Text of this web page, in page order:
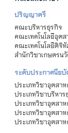
ปริญญาตรี
คณะบริหารธุรกิจ
คณะเทคโนโลยีอุต
คณะเทคโนโลยีดิจิทั
สำนักวิชาเกษตรน
ระดับประกาศนียบั
ประเภทวิชาอุตสา
ประเภทวิชาบริหาร
ประเภทวิชาอุตสา
ประเภทวิชาอุตสาห
ประเภทวิชาอุตสา